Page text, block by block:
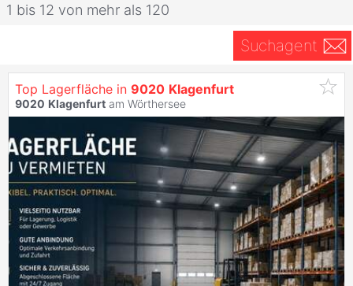
1 bis 12 von mehr als 120
Suchagent
Top Lagerfläche in 9020 Klagenfurt
9020 Klagenfurt am Wörthersee